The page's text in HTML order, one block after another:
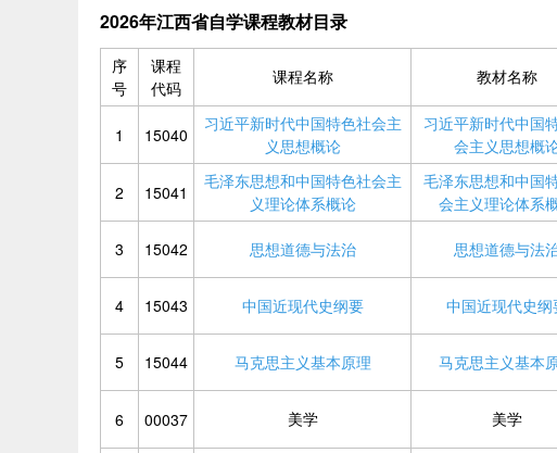
2026年江西省自学课程教材目录
序
号
课程
代码
课程名称 教材名称
1 15040
习近平新时代中国特色社会主
义思想概论
习近平新时代中国
会主义思想概
2 15041
毛泽东思想和中国特色社会主
义理论体系概论
毛泽东思想和中国
会主义理论体系
3 15042 思想道德与法治 思想道德与法
4 15043 中国近现代史纲要 中国近现代史纲
5 15044 马克思主义基本原理 马克思主义基本
6 00037 美学 美学